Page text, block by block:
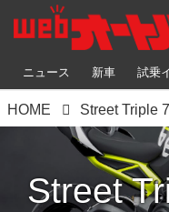
ニュース 新車 試乗
HOME
Street